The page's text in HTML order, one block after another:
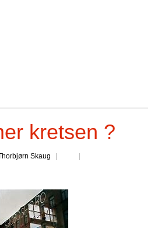
kretsen ?
Skaug